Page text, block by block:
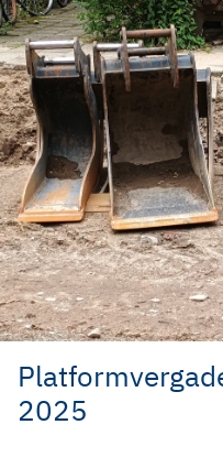
Ga
naar
de
inhoud
2025